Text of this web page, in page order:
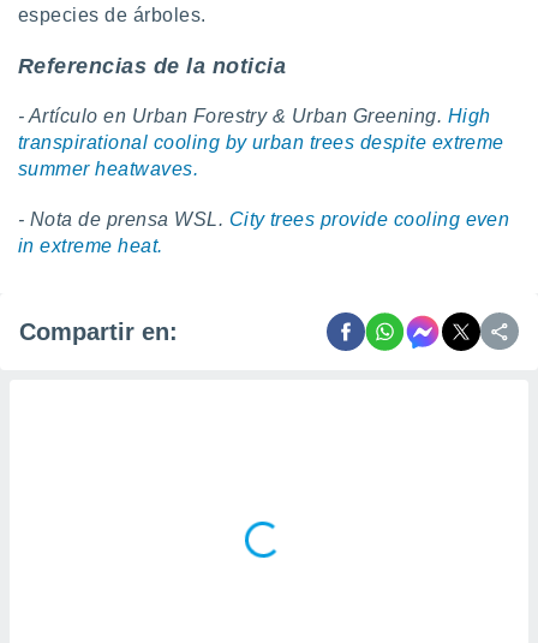
especies de árboles.
Referencias de la noticia
- Artículo en Urban Forestry & Urban Greening. High
transpirational cooling by urban trees despite extreme
summer heatwaves.
- Nota de prensa WSL. City trees provide cooling even
in extreme heat.
Compartir en: